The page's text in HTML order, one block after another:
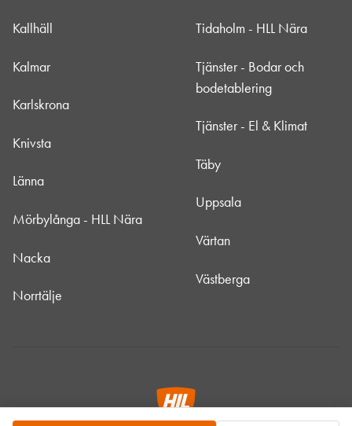
Kallhäll
Kalmar
Karlskrona
Knivsta
Länna
Mörbylånga - HLL Nära
Nacka
Norrtälje
Tidaholm - HLL Nära
Tjänster - Bodar och
bodetablering
Tjänster - El & Klimat
Täby
Uppsala
Värtan
Västberga